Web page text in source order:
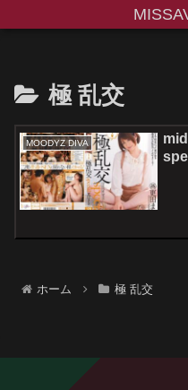
極 乱交
MOODYZ DIVA
ホーム 極 乱交